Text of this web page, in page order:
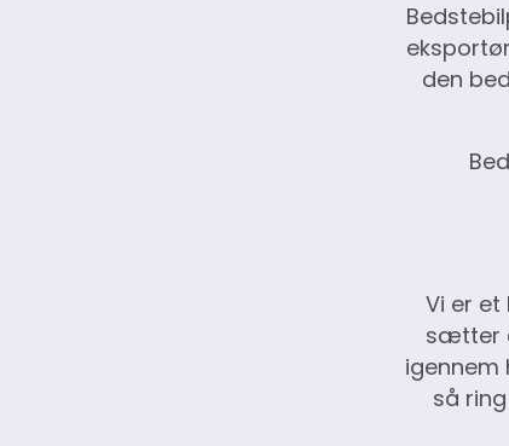
den
Vi er
sætter
igennem
så